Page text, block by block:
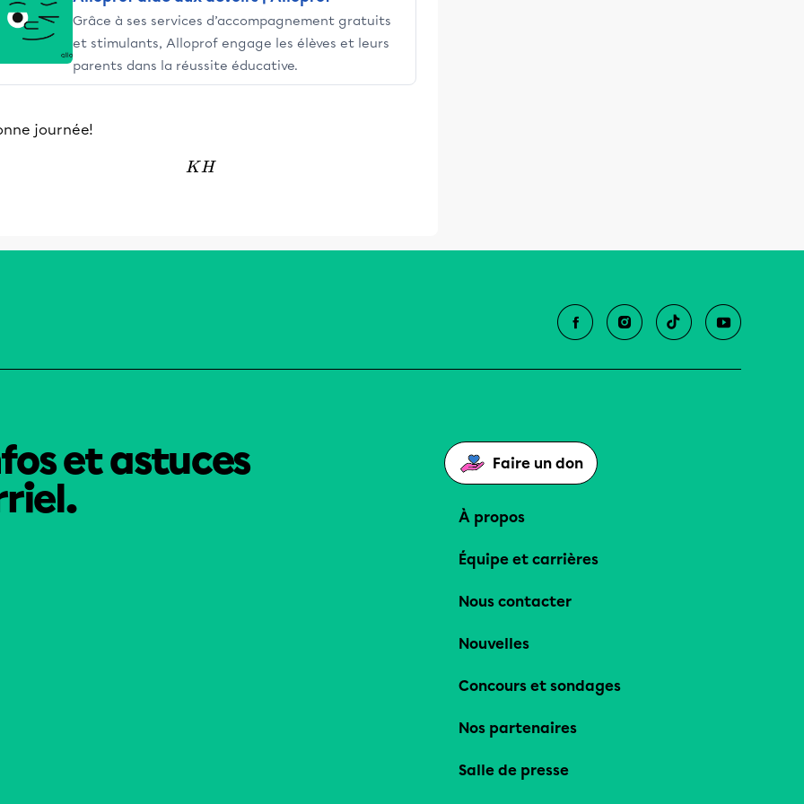
Grâce à ses services d’accompagnement gratuits
et stimulants, Alloprof engage les élèves et leurs
parents dans la réussite éducative.
journée!
KH
KH
et astuces
Faire un don
À propos
Équipe et carrières
Nous contacter
Nouvelles
Concours et sondages
Nos partenaires
Salle de presse